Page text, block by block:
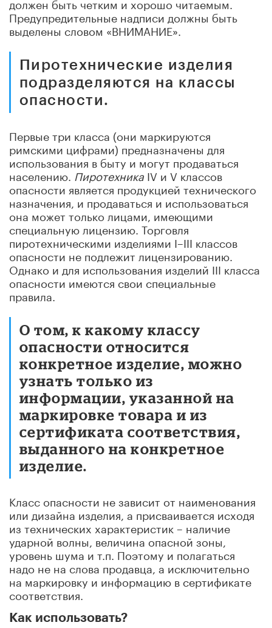
Предупредительные надписи должны быть
выделены словом «ВНИМАНИЕ».
Пиротехнические изделия
подразделяются на классы
опасности.
Первые три класса (они маркируются
римскими цифрами) предназначены для
использования в быту и могут продаваться
населению. Пиротехника IV и V классов
опасности является продукцией технического
назначения, и продаваться и использоваться
она может только лицами, имеющими
специальную лицензию. Торговля
пиротехническими изделиями I–III классов
опасности не подлежит лицензированию.
Однако и для использования изделий III класса
опасности имеются свои специальные
правила.
О том, к какому классу
опасности относится
конкретное изделие, можно
узнать только из
информации, указанной на
маркировке товара и из
сертификата соответствия,
выданного на конкретное
изделие.
Класс опасности не зависит от наименования
или дизайна изделия, а присваивается исходя
из технических характеристик – наличие
ударной волны, величина опасной зоны,
уровень шума и т.п. Поэтому и полагаться
надо не на слова продавца, а исключительно
на маркировку и информацию в сертификате
соответствия.
Как использовать?